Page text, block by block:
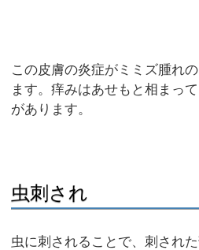
この皮膚の炎症がミミズ腫れ
ます。痒みはあせもと相まっ
があります。
虫刺され
虫に刺されることで、刺され